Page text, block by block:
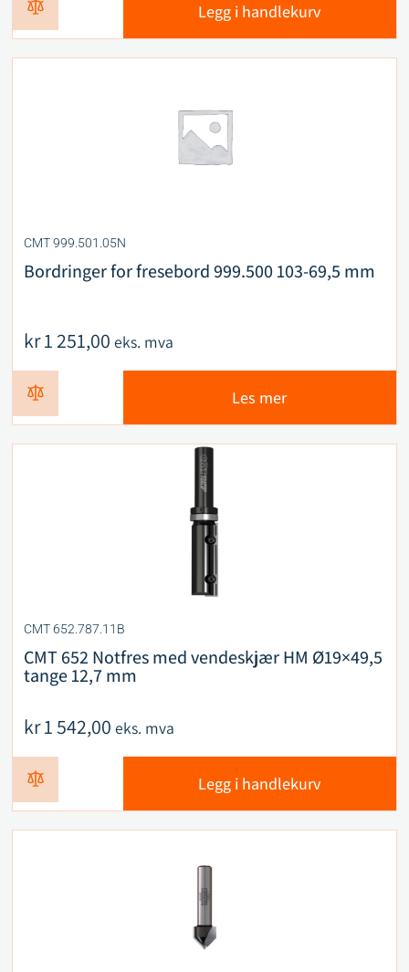
Legg i handlekurv
CMT 999.501.05N
Bordringer for fresebord 999.500 103-69,5 mm
kr1 251,00 eks. mva
Les mer
CMT 652.787.11B
CMT 652 Notfres med vendeskjær HM Ø19×49,5
tange 12,7 mm
kr1 542,00 eks. mva
Legg i handlekurv